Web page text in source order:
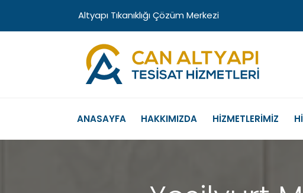
Altyapı Tıkanıklığı Çözüm Merkezi
ANASAYFA HAKKIMIZDA HİZMETLERİMİZ